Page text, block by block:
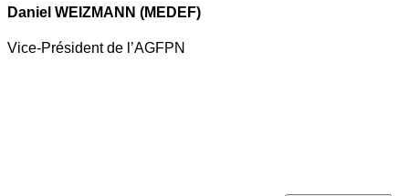
Daniel WEIZMANN (MEDEF)
Vice-Président de l’AGFPN